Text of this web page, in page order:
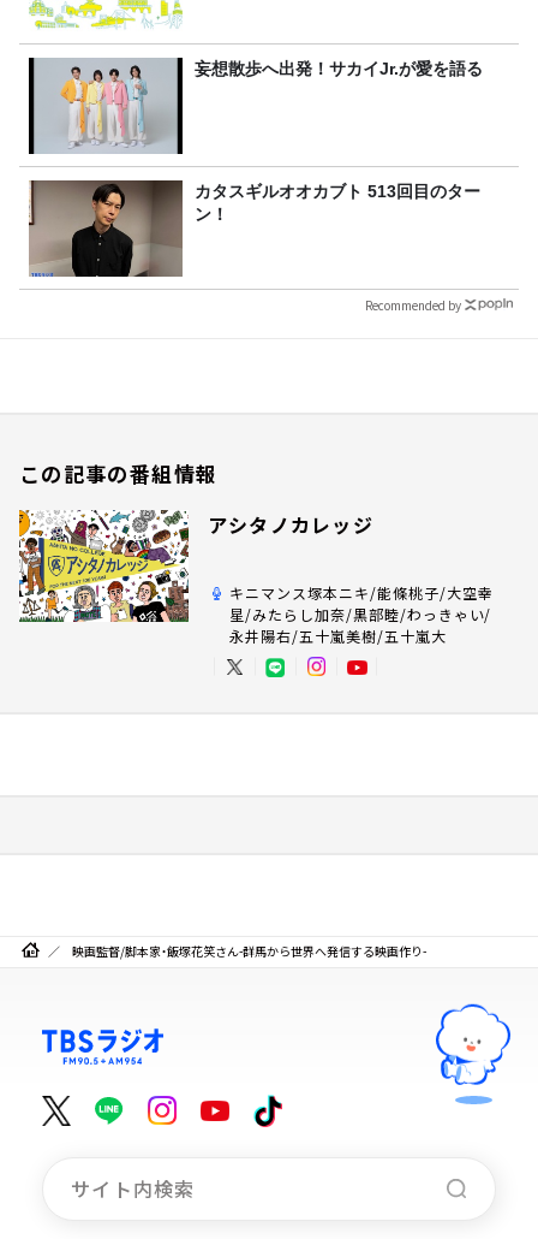
妄想散歩へ出発！サカイJr.が愛を語る
カタスギルオオカブト 513回目のター
ン！
Recommended by
この記事の番組情報
アシタノカレッジ
キニマンス塚本ニキ/能條桃子/大空幸
星/みたらし加奈/黒部睦/わっきゃい/
永井陽右/五十嵐美樹/五十嵐大
映画監督/脚本家・飯塚花笑さん-群馬から世界へ発信する映画作り-